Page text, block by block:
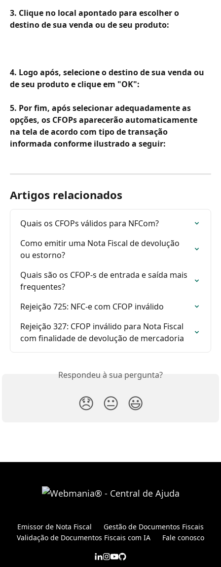
3. Clique no local apontado para escolher o
destino de sua venda ou de seu produto:
4. Logo após, selecione o destino de sua venda ou
de seu produto e clique em "OK":
5. Por fim, após selecionar adequadamente as
opções, os CFOPs aparecerão automaticamente
na tela de acordo com tipo de transação
informada conforme ilustrado a seguir:
Artigos relacionados
Quais os CFOPs válidos para NFCom?
Como emitir uma Nota Fiscal de devolução
ou estorno?
Quais são os CFOP-s de entrada e saída mais
frequentes?
Rejeição 725: NFC-e com CFOP inválido
Rejeição 327: CFOP inválido para Nota Fiscal
com finalidade de devolução de mercadoria
Respondeu à sua pergunta?
😞 😐 😃
Emissor de Nota Fiscal
Gestão de Documentos Fiscais
Validação de Documentos Fiscais com IA
Fale conosco